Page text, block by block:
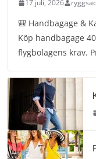
17 juli, 2026
🎒 Handbagage &
Köp handbagage
flygbolagens krav.